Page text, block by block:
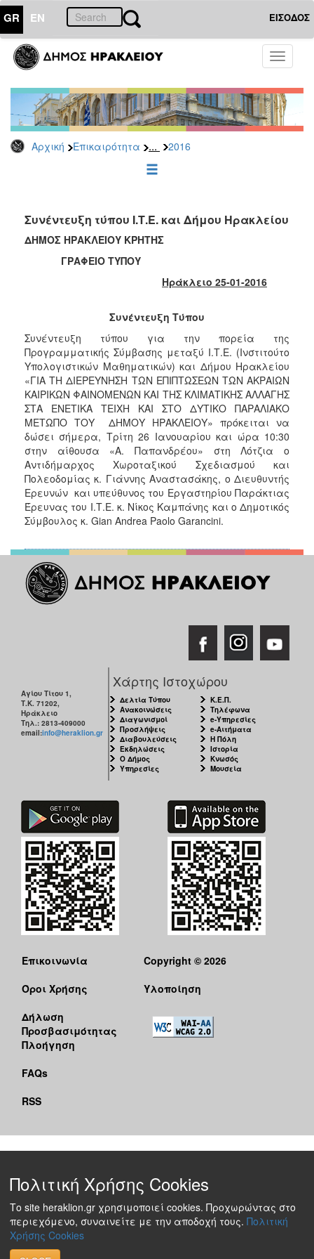
GR EN ΕΙΣΟΔΟΣ
Toggle
Αρχική Επικαιρότητα ... 2016
ΕΠΙΚΑΙΡΟΤΗΤΑ
Τύπου
Αρχείο
2026
2025
2022
2021
2020
2016
2015
2013
2012
2011
2010
2006
ΕΠΙΣΚΕΠΤΗΣ
ΗΡΑΚΛΕΙΟ
Συνέντευξη τύπου Ι.Τ.Ε. και Δήμου Ηρακλείου
ΔΗΜΟΣ ΗΡΑΚΛΕΙΟΥ ΚΡΗΤΗΣ
ΓΡΑΦΕΙΟ ΤΥΠΟΥ
Ηράκλειο 25-01-2016
Συνέντευξη Τύπου
Συνέντευξη τύπου για την πορεία της
Προγραμματικής Σύμβασης μεταξύ Ι.Τ.Ε. (Ινστιτούτο
Υπολογιστικών Μαθηματικών) και Δήμου Ηρακλείου
«ΓΙΑ ΤΗ ΔΙΕΡΕΥΝΗΣΗ ΤΩΝ ΕΠΙΠΤΩΣΕΩΝ ΤΩΝ ΑΚΡΑΙΩΝ
ΚΑΙΡΙΚΩΝ ΦΑΙΝΟΜΕΝΩΝ ΚΑΙ ΤΗΣ ΚΛΙΜΑΤΙΚΗΣ ΑΛΛΑΓΗΣ
ΣΤΑ ΕΝΕΤΙΚΑ ΤΕΙΧΗ ΚΑΙ ΣΤΟ ΔΥΤΙΚΟ ΠΑΡΑΛΙΑΚΟ
ΜΕΤΩΠΟ ΤΟΥ ΔΗΜΟΥ ΗΡΑΚΛΕΙΟΥ» πρόκειται να
δώσει σήμερα, Τρίτη 26 Ιανουαρίου και ώρα 10:30
στην αίθουσα «Α. Παπανδρέου» στη Λότζια ο
Αντιδήμαρχος Χωροταξικού Σχεδιασμού και
Πολεοδομίας κ. Γιάννης Αναστασάκης, ο Διευθυντής
Ερευνών και υπεύθυνος του Εργαστηρίου Παράκτιας
Έρευνας του Ι.Τ.Ε. κ. Νίκος Καμπάνης και ο Δημοτικός
Σύμβουλος κ. Gian Andrea Paolo Garancini.
Αγίου Τίτου 1,
Τ.Κ. 71202,
Ηράκλειο
Τηλ.: 2813-409000
email:info@heraklion.gr
Χάρτης Ιστοχώρου
Δελτία Τύπου
Ανακοινώσεις
Διαγωνισμοί
Προσλήψεις
Διαβουλεύσεις
Εκδηλώσεις
Ο Δήμος
Υπηρεσίες
Κ.Ε.Π.
Τηλέφωνα
e-Υπηρεσίες
e-Αιτήματα
Η Πόλη
Ιστορία
Κνωσός
Μουσεία
Επικοινωνία
Όροι Χρήσης
Δήλωση
Προσβασιμότητας
Πλοήγηση
FAQs
RSS
Copyright © 2026
Υλοποίηση
Πολιτική Χρήσης Cookies
Το site heraklion.gr χρησιμοποιεί cookies. Προχωρώντας στο
περιεχόμενο, συναινείτε με την αποδοχή τους. Πολιτική
Χρήσης Cookies